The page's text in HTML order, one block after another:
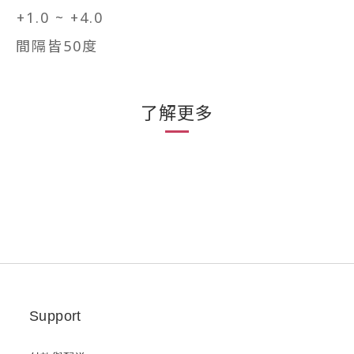
+1.0 ~ +4.0
間隔皆50度
了解更多
Support